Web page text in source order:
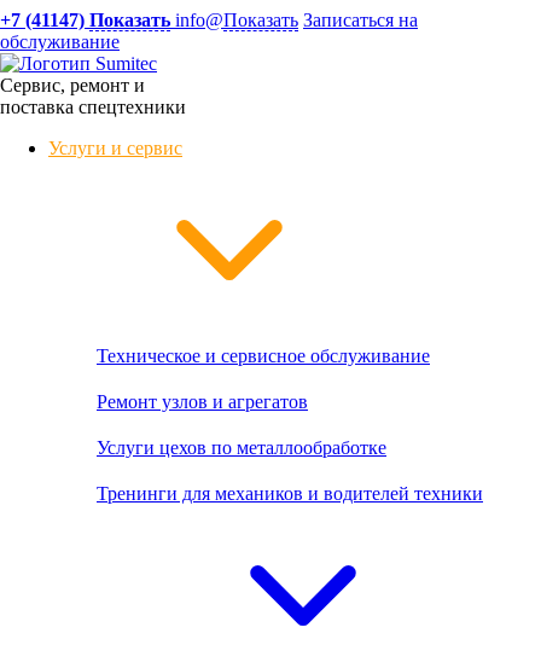
+7 (41147) Показать info@Показать Записаться на
обслуживание
Сервис, ремонт и
поставка спецтехники
Услуги и сервис
Техническое и сервисное обслуживание
Ремонт узлов и агрегатов
Услуги цехов по металлообработке
Тренинги для механиков и водителей техники